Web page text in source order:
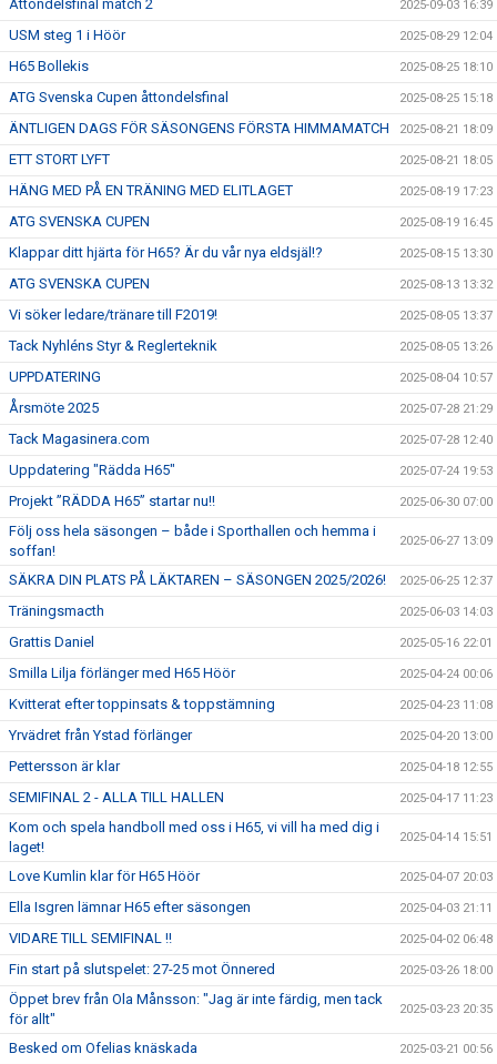
Åttondelsfinal match 2 2025-09-03 16:39
USM steg 1 i Höör 2025-08-29 12:04
H65 Bollekis 2025-08-25 18:10
ATG Svenska Cupen åttondelsfinal 2025-08-25 15:18
ÄNTLIGEN DAGS FÖR SÄSONGENS FÖRSTA HIMMAMATCH 2025-08-21 18:09
ETT STORT LYFT 2025-08-21 18:05
HÄNG MED PÅ EN TRÄNING MED ELITLAGET 2025-08-19 17:23
ATG SVENSKA CUPEN 2025-08-19 16:45
Klappar ditt hjärta för H65? Är du vår nya eldsjäl!? 2025-08-15 13:30
ATG SVENSKA CUPEN 2025-08-13 13:32
Vi söker ledare/tränare till F2019! 2025-08-05 13:37
Tack Nyhléns Styr & Reglerteknik 2025-08-05 13:26
UPPDATERING 2025-08-04 10:57
Årsmöte 2025 2025-07-28 21:29
Tack Magasinera.com 2025-07-28 12:40
Uppdatering "Rädda H65" 2025-07-24 19:53
Projekt ”RÄDDA H65” startar nu!! 2025-06-30 07:00
Följ oss hela säsongen – både i Sporthallen och hemma i
soffan!
2025-06-27 13:09
SÄKRA DIN PLATS PÅ LÄKTAREN – SÄSONGEN 2025/2026! 2025-06-25 12:37
Träningsmacth 2025-06-03 14:03
Grattis Daniel 2025-05-16 22:01
Smilla Lilja förlänger med H65 Höör 2025-04-24 00:06
Kvitterat efter toppinsats & toppstämning 2025-04-23 11:08
Yrvädret från Ystad förlänger 2025-04-20 13:00
Pettersson är klar 2025-04-18 12:55
SEMIFINAL 2 - ALLA TILL HALLEN 2025-04-17 11:23
Kom och spela handboll med oss i H65, vi vill ha med dig i
laget!
2025-04-14 15:51
Love Kumlin klar för H65 Höör 2025-04-07 20:03
Ella Isgren lämnar H65 efter säsongen 2025-04-03 21:11
VIDARE TILL SEMIFINAL !! 2025-04-02 06:48
Fin start på slutspelet: 27-25 mot Önnered 2025-03-26 18:00
Öppet brev från Ola Månsson: "Jag är inte färdig, men tack
för allt"
2025-03-23 20:35
Besked om Ofelias knäskada 2025-03-21 00:56